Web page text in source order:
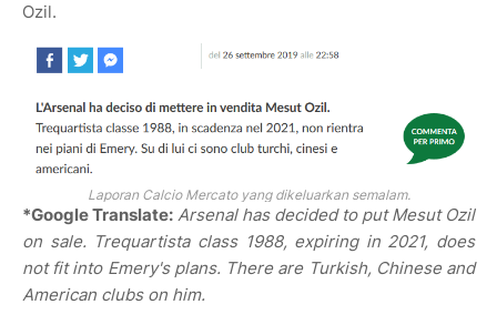
Ozil.
Laporan Calcio Mercato yang dikeluarkan semalam.
*Google Translate: Arsenal has decided to put Mesut Ozil
on sale. Trequartista class 1988, expiring in 2021, does
not fit into Emery's plans. There are Turkish, Chinese and
American clubs on him.